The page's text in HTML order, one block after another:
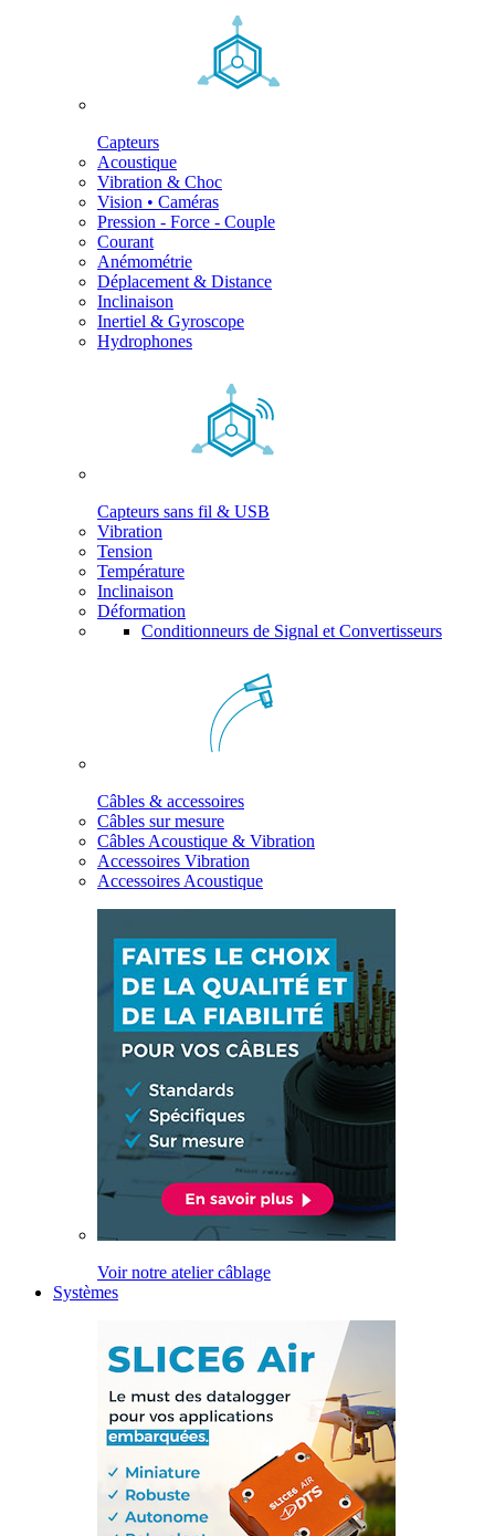
Capteurs
Acoustique
Vibration & Choc
Vision • Caméras
Pression - Force - Couple
Courant
Anémométrie
Déplacement & Distance
Inclinaison
Inertiel & Gyroscope
Hydrophones
Capteurs sans fil & USB
Vibration
Tension
Température
Inclinaison
Déformation
Conditionneurs de Signal et Convertisseurs
Câbles & accessoires
Câbles sur mesure
Câbles Acoustique & Vibration
Accessoires Vibration
Accessoires Acoustique
Voir notre atelier câblage
Systèmes